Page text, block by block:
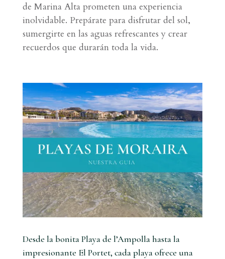
de Marina Alta prometen una experiencia
inolvidable. Prepárate para disfrutar del sol,
sumergirte en las aguas refrescantes y crear
recuerdos que durarán toda la vida.
Desde la bonita Playa de l’Ampolla hasta la
impresionante El Portet, cada playa ofrece una